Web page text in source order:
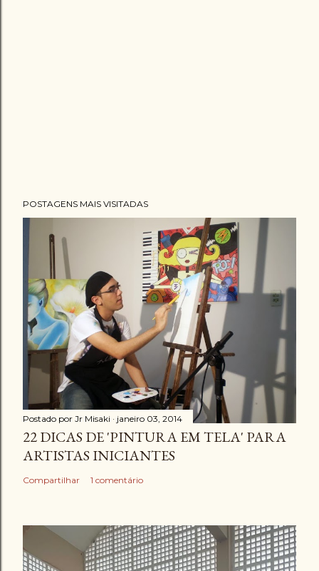
POSTAGENS MAIS VISITADAS
Postado por Jr Misaki janeiro 03, 2014
22 DICAS DE 'PINTURA EM TELA' PARA
ARTISTAS INICIANTES
Compartilhar 1 comentário